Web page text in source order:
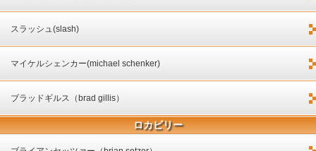
スラッシュ(slash)
マイケルシェンカー(michael schenker)
ブラッドギルス（brad gillis）
ロカビリー